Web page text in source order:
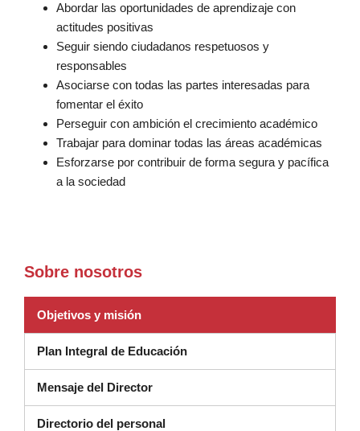
Abordar las oportunidades de aprendizaje con
actitudes positivas
Seguir siendo ciudadanos respetuosos y
responsables
Asociarse con todas las partes interesadas para
fomentar el éxito
Perseguir con ambición el crecimiento académico
Trabajar para dominar todas las áreas académicas
Esforzarse por contribuir de forma segura y pacífica
a la sociedad
Sobre nosotros
Objetivos y misión
Plan Integral de Educación(se abre en una nueva ventana)
Mensaje del Director
Directorio del personal